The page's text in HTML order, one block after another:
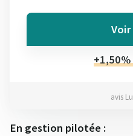
Voir
avis
En gestion pilotée :